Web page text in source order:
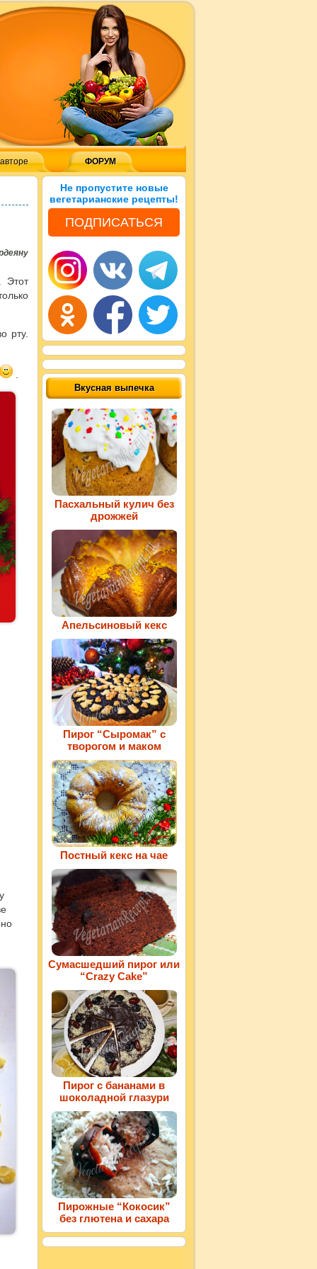
ФОРУМ
рту.
Не пропустите новые
вегетарианские рецепты!
ПОДПИСАТЬСЯ
Вкусная выпечка
Пасхальный кулич без
дрожжей
Апельсиновый кекс
Пирог “Сыромак” с
творогом и маком
Постный кекс на чае
Сумасшедший пирог или
“Crazy Cake”
Пирог с бананами в
шоколадной глазури
Пирожные “Кокосик”
без глютена и сахара